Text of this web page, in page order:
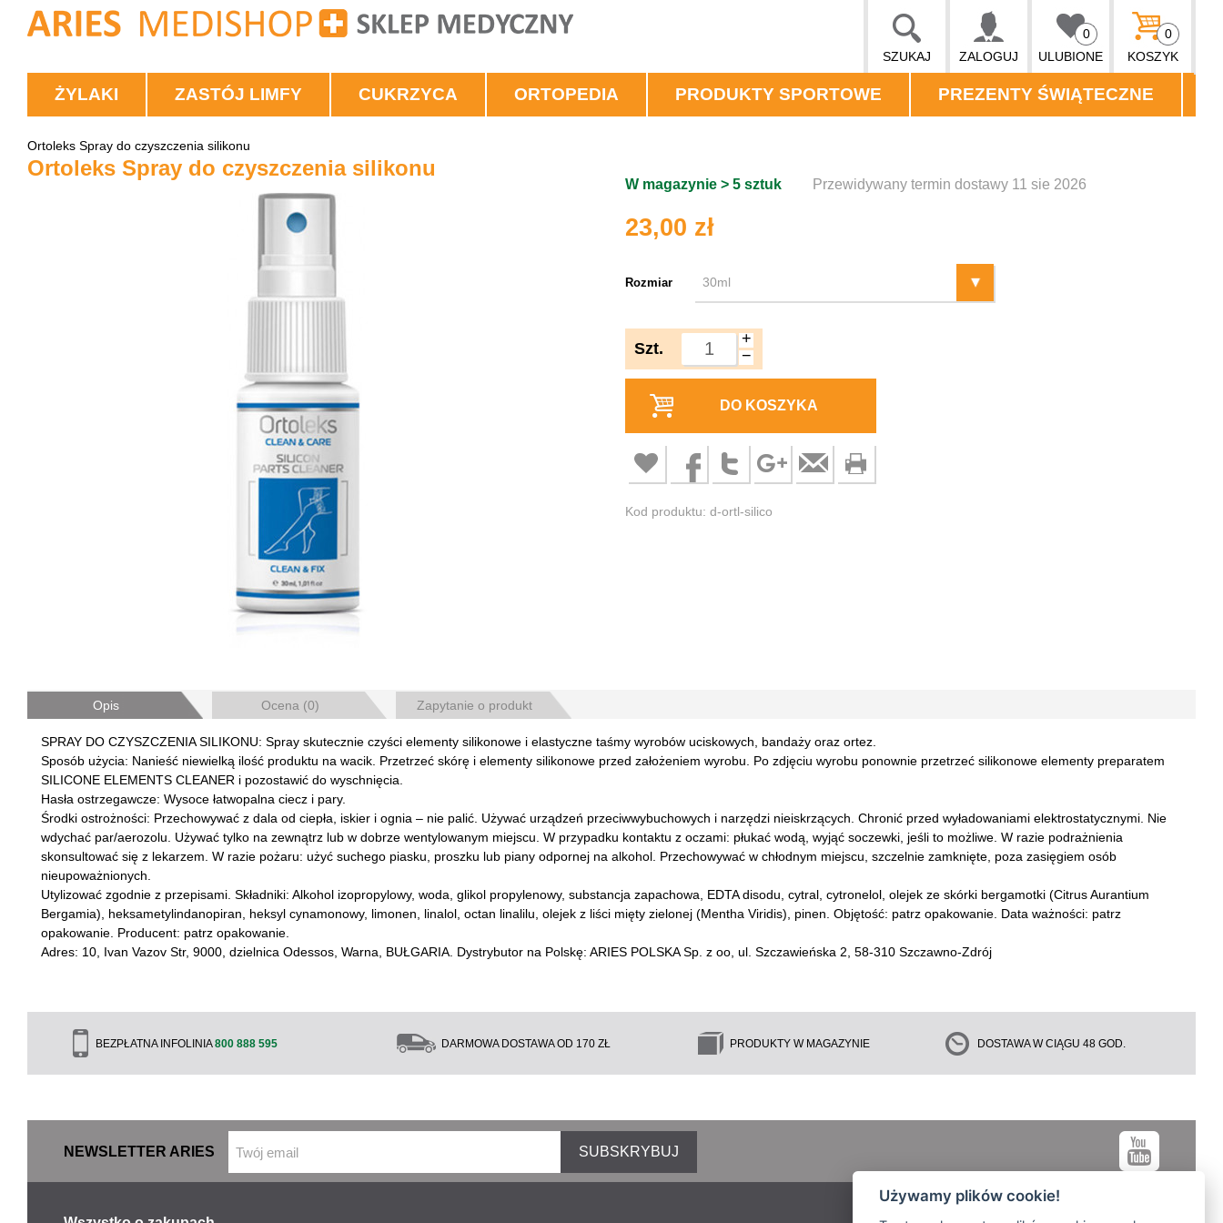
SZUKAJ ZALOGUJ ULUBIONE
0
KOSZYK
0
ŻYLAKI ZASTÓJ LIMFY CUKRZYCA ORTOPEDIA PRODUKTY SPORTOWE PREZENTY ŚWIĄTECZNE
Ortoleks Spray do czyszczenia silikonu
Ortoleks Spray do czyszczenia silikonu
W magazynie > 5 sztuk Przewidywany termin dostawy 11 sie 2026
23,00 zł
Rozmiar
Szt.
+
−
DO KOSZYKA
Kod produktu: d-ortl-silico
Opis Ocena (0) Zapytanie o produkt
SPRAY DO CZYSZCZENIA SILIKONU: Spray skutecznie czyści elementy silikonowe i elastyczne taśmy wyrobów uciskowych, bandaży oraz ortez.
Sposób użycia: Nanieść niewielką ilość produktu na wacik. Przetrzeć skórę i elementy silikonowe przed założeniem wyrobu. Po zdjęciu wyrobu ponownie przetrzeć silikonowe elementy preparatem
SILICONE ELEMENTS CLEANER i pozostawić do wyschnięcia.
Hasła ostrzegawcze: Wysoce łatwopalna ciecz i pary.
Środki ostrożności: Przechowywać z dala od ciepła, iskier i ognia – nie palić. Używać urządzeń przeciwwybuchowych i narzędzi nieiskrzących. Chronić przed wyładowaniami elektrostatycznymi. Nie
wdychać par/aerozolu. Używać tylko na zewnątrz lub w dobrze wentylowanym miejscu. W przypadku kontaktu z oczami: płukać wodą, wyjąć soczewki, jeśli to możliwe. W razie podrażnienia
skonsultować się z lekarzem. W razie pożaru: użyć suchego piasku, proszku lub piany odpornej na alkohol. Przechowywać w chłodnym miejscu, szczelnie zamknięte, poza zasięgiem osób
nieupoważnionych.
Utylizować zgodnie z przepisami. Składniki: Alkohol izopropylowy, woda, glikol propylenowy, substancja zapachowa, EDTA disodu, cytral, cytronelol, olejek ze skórki bergamotki (Citrus Aurantium
Bergamia), heksametylindanopiran, heksyl cynamonowy, limonen, linalol, octan linalilu, olejek z liści mięty zielonej (Mentha Viridis), pinen. Objętość: patrz opakowanie. Data ważności: patrz
opakowanie. Producent: patrz opakowanie.
Adres: 10, Ivan Vazov Str, 9000, dzielnica Odessos, Warna, BUŁGARIA. Dystrybutor na Polskę: ARIES POLSKA Sp. z oo, ul. Szczawieńska 2, 58-310 Szczawno-Zdrój
BEZPŁATNA INFOLINIA800 888 595 DARMOWA DOSTAWA OD 170 ZŁ PRODUKTY W MAGAZYNIE DOSTAWA W CIĄGU 48 GOD.
NEWSLETTER ARIES SUBSKRYBUJ
Używamy plików cookie!